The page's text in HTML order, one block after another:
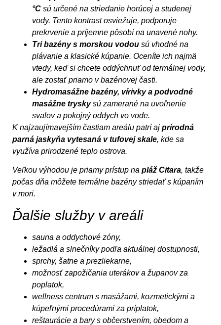
°C sú určené na striedanie horúcej a studenej
vody. Tento kontrast osviežuje, podporuje
prekrvenie a príjemne pôsobí na unavené nohy.
Tri bazény s morskou vodou sú vhodné na
plávanie a klasické kúpanie. Oceníte ich najmä
vtedy, keď si chcete oddýchnuť od termálnej vody,
ale zostať priamo v bazénovej časti.
Hydromasážne bazény, vírivky a podvodné
masážne tryskysú zamerané na uvoľnenie
svalov a pokojný oddych vo vode.
K najzaujímavejším častiam areálu patrí aj prírodná
parná jaskyňa vytesaná v tufovej skale, kde sa
využíva prirodzené teplo ostrova.
Veľkou výhodou je priamy prístup na pláž Citara, takže
počas dňa môžete termálne bazény striedať s kúpaním
v mori.
Ďalšie služby v areáli
sauna a oddychové zóny,
ležadlá a slnečníky podľa aktuálnej dostupnosti,
sprchy, šatne a prezliekarne,
možnosť zapožičania uterákov a županov za
poplatok,
wellness centrum s masážami, kozmetickými a
kúpeľnými procedúrami za príplatok,
reštaurácie a bary s občerstvením, obedom a